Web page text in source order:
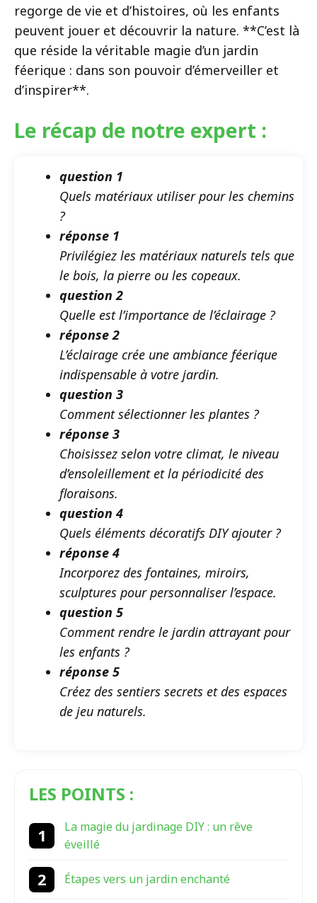
regorge de vie et d’histoires, où les enfants
peuvent jouer et découvrir la nature. **C’est là
que réside la véritable magie d’un jardin
féerique : dans son pouvoir d’émerveiller et
d’inspirer**.
Le récap de notre expert :
question 1
Quels matériaux utiliser pour les chemins
?
réponse 1
Privilégiez les matériaux naturels tels que
le bois, la pierre ou les copeaux.
question 2
Quelle est l’importance de l’éclairage ?
réponse 2
L’éclairage crée une ambiance féerique
indispensable à votre jardin.
question 3
Comment sélectionner les plantes ?
réponse 3
Choisissez selon votre climat, le niveau
d’ensoleillement et la périodicité des
floraisons.
question 4
Quels éléments décoratifs DIY ajouter ?
réponse 4
Incorporez des fontaines, miroirs,
sculptures pour personnaliser l’espace.
question 5
Comment rendre le jardin attrayant pour
les enfants ?
réponse 5
Créez des sentiers secrets et des espaces
de jeu naturels.
LES POINTS :
La magie du jardinage DIY : un rêve
éveillé
Étapes vers un jardin enchanté